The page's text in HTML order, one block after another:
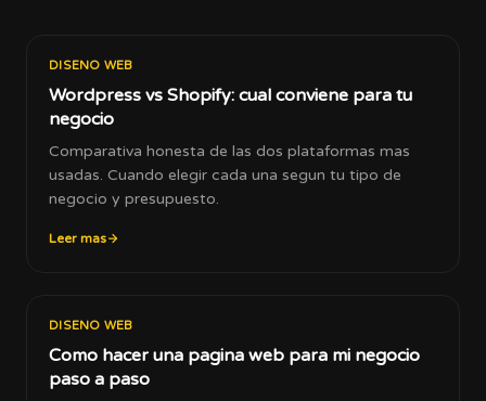
DISENO WEB
Wordpress vs Shopify: cual conviene para tu
negocio
Comparativa honesta de las dos plataformas mas
usadas. Cuando elegir cada una segun tu tipo de
negocio y presupuesto.
Leer mas
DISENO WEB
Como hacer una pagina web para mi negocio
paso a paso